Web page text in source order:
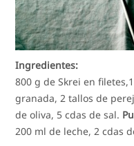
Ingredientes:
800 g de Skrei en
granada, 2 tallos de
de oliva, 5 cdas de sal.
200 ml de leche, 2 cdas